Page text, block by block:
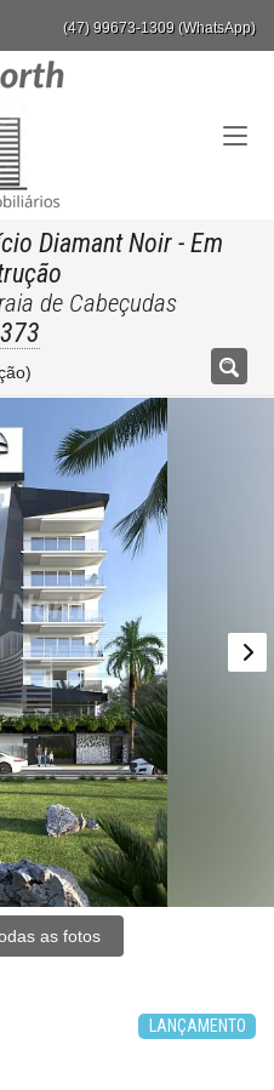
(47) 99673-1309 (WhatsApp)
Diamant Noir- Em
de Cabeçudas
as fotos
LANÇAMENTO